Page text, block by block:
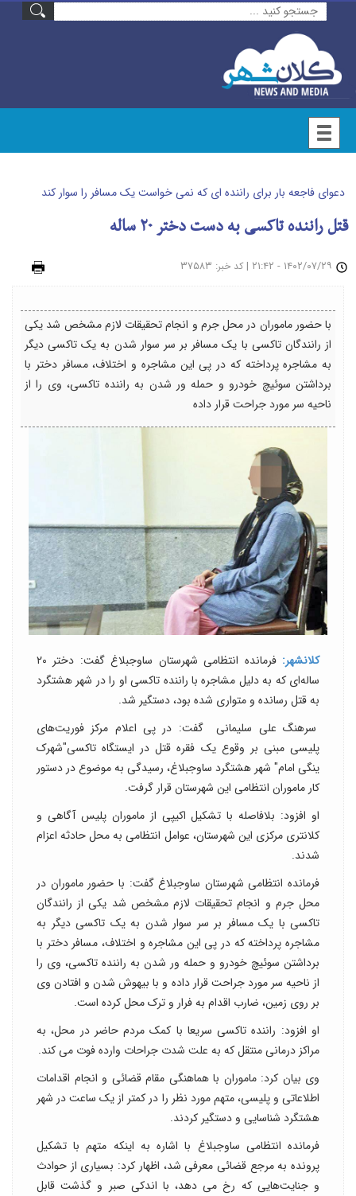
دعوای فاجعه بار برای راننده ای که نمی خواست یک مسافر را سوار کند
قتل راننده تاکسی به دست دختر ۲۰ ساله
| کد خبر: ۳۷۵۸۳
با حضور ماموران در محل جرم و انجام تحقیقات لازم مشخص شد یکی
از رانندگان تاکسی با یک مسافر بر سر سوار شدن به یک تاکسی دیگر
به مشاجره پرداخته که در پی این مشاجره و اختلاف، مسافر دختر با
برداشتن سوئیچ خودرو و حمله ور شدن به راننده تاکسی، وی را از
ناحیه سر مورد جراحت قرار داده
کلانشهر:
فرمانده انتظامی شهرستان ساوجبلاغ گفت: دختر ۲۰
ساله‌ای که به دلیل مشاجره با راننده تاکسی او را در شهر هشتگرد
به قتل رسانده و متواری شده بود، دستگیر شد.
سرهنگ علی سلیمانی گفت: در پی اعلام مرکز فوریت‌های
پلیسی مبنی بر وقوع یک فقره قتل در ایستگاه تاکسی"شهرک
ینگی امام" شهر هشتگرد ساوجبلاغ، رسیدگی به موضوع در دستور
کار ماموران انتظامی این شهرستان قرار گرفت.
او افزود: بلافاصله با تشکیل اکیپی از ماموران پلیس آگاهی و
کلانتری مرکزی این شهرستان، عوامل انتظامی به محل حادثه اعزام
شدند.
فرمانده انتظامی شهرستان ساوجبلاغ گفت: با حضور ماموران در
محل جرم و انجام تحقیقات لازم مشخص شد یکی از رانندگان
تاکسی با یک مسافر بر سر سوار شدن به یک تاکسی دیگر به
مشاجره پرداخته که در پی این مشاجره و اختلاف، مسافر دختر با
برداشتن سوئیچ خودرو و حمله ور شدن به راننده تاکسی، وی را
از ناحیه سر مورد جراحت قرار داده و با بیهوش شدن و افتادن وی
بر روی زمین، ضارب اقدام به فرار و ترک محل کرده است.
او افزود: راننده تاکسی سریعا با کمک مردم حاضر در محل، به
مراکز درمانی منتقل که به علت شدت جراحات وارده فوت می کند.
وی بیان کرد: ماموران با هماهنگی مقام قضائی و انجام اقدامات
اطلاعاتی و پلیسی، متهم مورد نظر را در کمتر از یک ساعت در شهر
هشتگرد شناسایی و دستگیر کردند.
فرمانده انتظامی ساوجبلاغ با اشاره به اینکه متهم با تشکیل
پرونده به مرجع قضائی معرفی شد، اظهار کرد: بسیاری از حوادث
و جنایت‌هایی که رخ می دهد، با اندکی صبر و گذشت قابل